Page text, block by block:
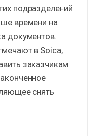
подразделений
времени на
документов.
в Soica,
заказчикам
снять